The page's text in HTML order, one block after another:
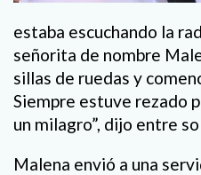
estaba escuchando la
señorita de nombre
sillas de ruedas y
Siempre estuve rezado
un milagro”, dijo entre
Malena envió a una